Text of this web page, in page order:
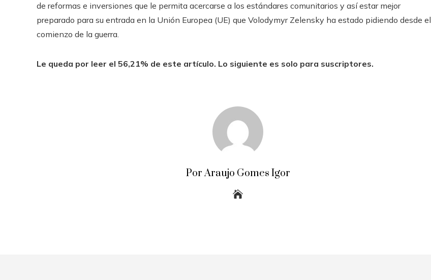
de reformas e inversiones que le permita acercarse a los estándares comunitarios y así estar mejor
preparado para su entrada en la Unión Europea (UE) que Volodymyr Zelensky ha estado pidiendo desde el
comienzo de la guerra.
Le queda por leer el 56,21% de este artículo. Lo siguiente es solo para suscriptores.
Por Araujo Gomes Igor